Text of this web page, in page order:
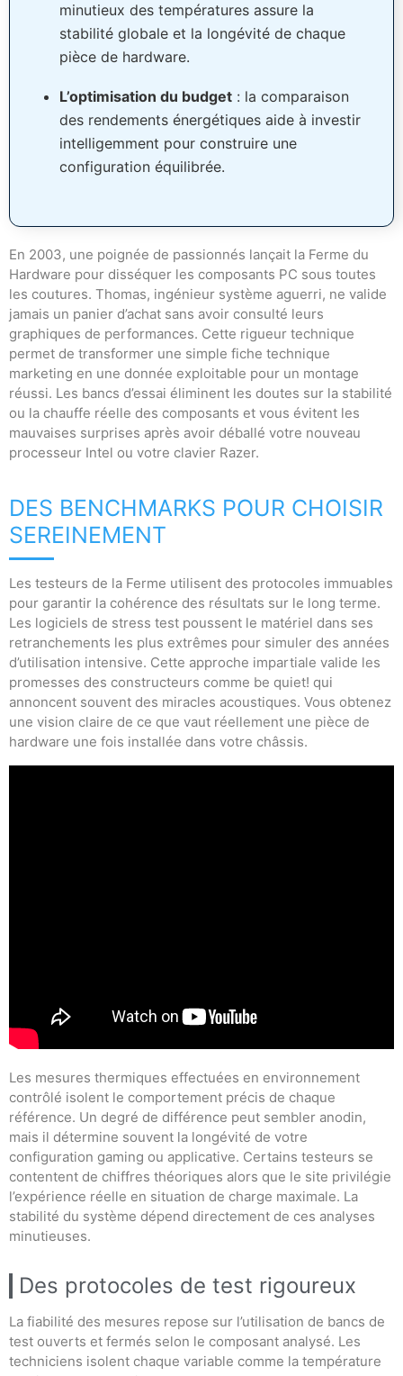
minutieux des températures assure la
stabilité globale et la longévité de chaque
pièce de hardware.
L’optimisation du budget : la comparaison
des rendements énergétiques aide à investir
intelligemment pour construire une
configuration équilibrée.
En 2003, une poignée de passionnés lançait la Ferme du
Hardware pour disséquer les composants PC sous toutes
les coutures. Thomas, ingénieur système aguerri, ne valide
jamais un panier d’achat sans avoir consulté leurs
graphiques de performances. Cette rigueur technique
permet de transformer une simple fiche technique
marketing en une donnée exploitable pour un montage
réussi. Les bancs d’essai éliminent les doutes sur la stabilité
ou la chauffe réelle des composants et vous évitent les
mauvaises surprises après avoir déballé votre nouveau
processeur Intel ou votre clavier Razer.
DES BENCHMARKS POUR CHOISIR
SEREINEMENT
Les testeurs de la Ferme utilisent des protocoles immuables
pour garantir la cohérence des résultats sur le long terme.
Les logiciels de stress test poussent le matériel dans ses
retranchements les plus extrêmes pour simuler des années
d’utilisation intensive. Cette approche impartiale valide les
promesses des constructeurs comme be quiet! qui
annoncent souvent des miracles acoustiques. Vous obtenez
une vision claire de ce que vaut réellement une pièce de
hardware une fois installée dans votre châssis.
Les mesures thermiques effectuées en environnement
contrôlé isolent le comportement précis de chaque
référence. Un degré de différence peut sembler anodin,
mais il détermine souvent la longévité de votre
configuration gaming ou applicative. Certains testeurs se
contentent de chiffres théoriques alors que le site privilégie
l’expérience réelle en situation de charge maximale. La
stabilité du système dépend directement de ces analyses
minutieuses.
Des protocoles de test rigoureux
La fiabilité des mesures repose sur l’utilisation de bancs de
test ouverts et fermés selon le composant analysé. Les
techniciens isolent chaque variable comme la température